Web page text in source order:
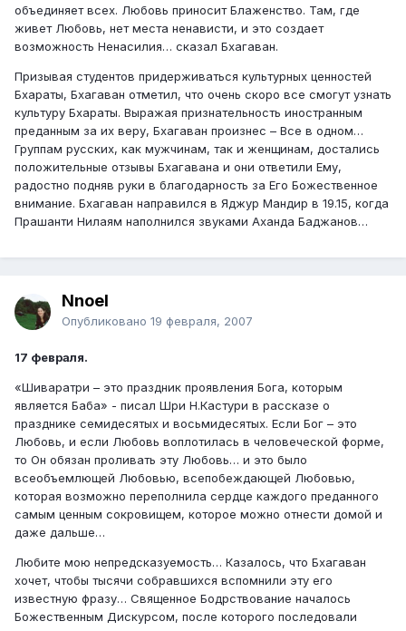
объединяет всех. Любовь приносит Блаженство. Там, где
живет Любовь, нет места ненависти, и это создает
возможность Ненасилия… сказал Бхагаван.
Призывая студентов придерживаться культурных ценностей
Бхараты, Бхагаван отметил, что очень скоро все смогут узнать
культуру Бхараты. Выражая признательность иностранным
преданным за их веру, Бхагаван произнес – Все в одном…
Группам русских, как мужчинам, так и женщинам, достались
положительные отзывы Бхагавана и они ответили Ему,
радостно подняв руки в благодарность за Его Божественное
внимание. Бхагаван направился в Яджур Мандир в 19.15, когда
Прашанти Нилаям наполнился звуками Аханда Баджанов…
Nnoel
Опубликовано 19 февраля, 2007
17 февраля.
«Шиваратри – это праздник проявления Бога, которым
является Баба» - писал Шри Н.Кастури в рассказе о
празднике семидесятых и восьмидесятых. Если Бог – это
Любовь, и если Любовь воплотилась в человеческой форме,
то Он обязан проливать эту Любовь… и это было
всеобъемлющей Любовью, всепобеждающей Любовью,
которая возможно переполнила сердце каждого преданного
самым ценным сокровищем, которое можно отнести домой и
даже дальше…
Любите мою непредсказуемость… Казалось, что Бхагаван
хочет, чтобы тысячи собравшихся вспомнили эту его
известную фразу… Священное Бодрствование началось
Божественным Дискурсом, после которого последовали